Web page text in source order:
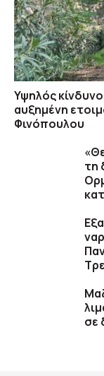
Υψηλός
αυξημένη
Φινόπουλου
τη
σε